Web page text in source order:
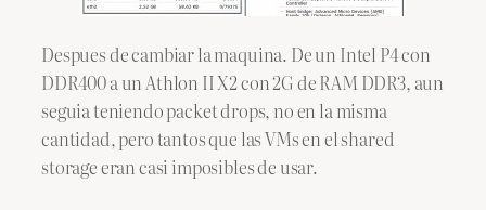
Despues de cambiar la maquina. De un Intel P4 con
DDR400 a un Athlon II X2 con 2G de RAM DDR3, aun
seguia teniendo packet drops, no en la misma
cantidad, pero tantos que las VMs en el shared
storage eran casi imposibles de usar.